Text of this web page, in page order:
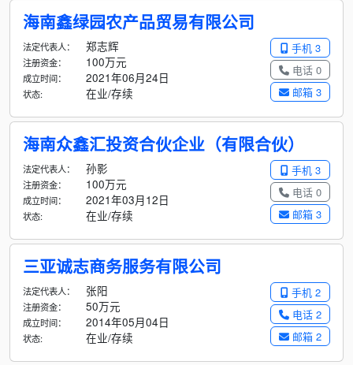
海南鑫绿园农产品贸易有限公司
手机 3
电话 0
邮箱 3
法定代表人： 郑志辉
注册资金： 100万元
成立时间： 2021年06月24日
状态: 在业/存续
海南众鑫汇投资合伙企业（有限合伙）
手机 3
电话 0
邮箱 3
法定代表人： 孙影
注册资金： 100万元
成立时间： 2021年03月12日
状态: 在业/存续
三亚诚志商务服务有限公司
手机 2
电话 2
邮箱 2
法定代表人： 张阳
注册资金： 50万元
成立时间： 2014年05月04日
状态: 在业/存续